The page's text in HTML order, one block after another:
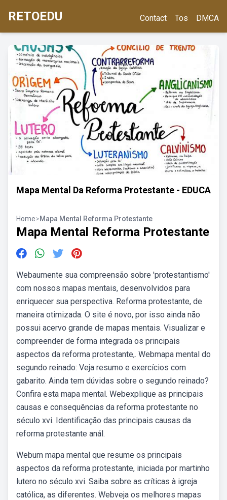
RETOEDU Contact Tos DMCA
Mapa Mental Da Reforma Protestante - EDUCA
Home>Mapa Mental Reforma Protestante
Mapa Mental Reforma Protestante
Webaumente sua compreensão sobre 'protestantismo'
com nossos mapas mentais, desenvolvidos para
enriquecer sua perspectiva. Reforma protestante, de
maneira otimizada. O site é novo, por isso ainda não
possui acervo grande de mapas mentais. Visualizar e
compreender de forma integrada os principais
aspectos da reforma protestante,. Webmapa mental do
segundo reinado: Veja resumo e exercícios com
gabarito. Ainda tem dúvidas sobre o segundo reinado?
Confira esta mapa mental. Webexplique as principais
causas e consequências da reforma protestante no
século xvi. Identificação das principais causas da
reforma protestante anál.
Webum mapa mental que resume os principais
aspectos da reforma protestante, iniciada por martinho
lutero no século xvi. Saiba sobre as críticas à igreja
católica, as diferentes. Webveja os melhores mapas